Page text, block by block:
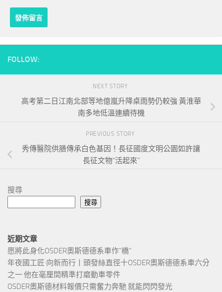
FOLLOW:
NEXT STORY
高考第二日江南北部等地億嵐升降桌雨勢仍較強 黃淮華
南多地低溫連續待機
PREVIOUS STORY
秀傳醫院供膳傳承白色基因！長征國度文明公園如許讓
長征文物“活起來”
搜尋
搜尋
近期文章
愿將此身化OSDER奧斯德德系車作“橋”
年夜國工匠·向新而行丨頭發絲直徑十OSDER奧斯德德系車六分
之一 他在毫厘間精準打磨動車零件
OSDER奧斯德材料報價只需奮力奔馳 就能閃閃發光